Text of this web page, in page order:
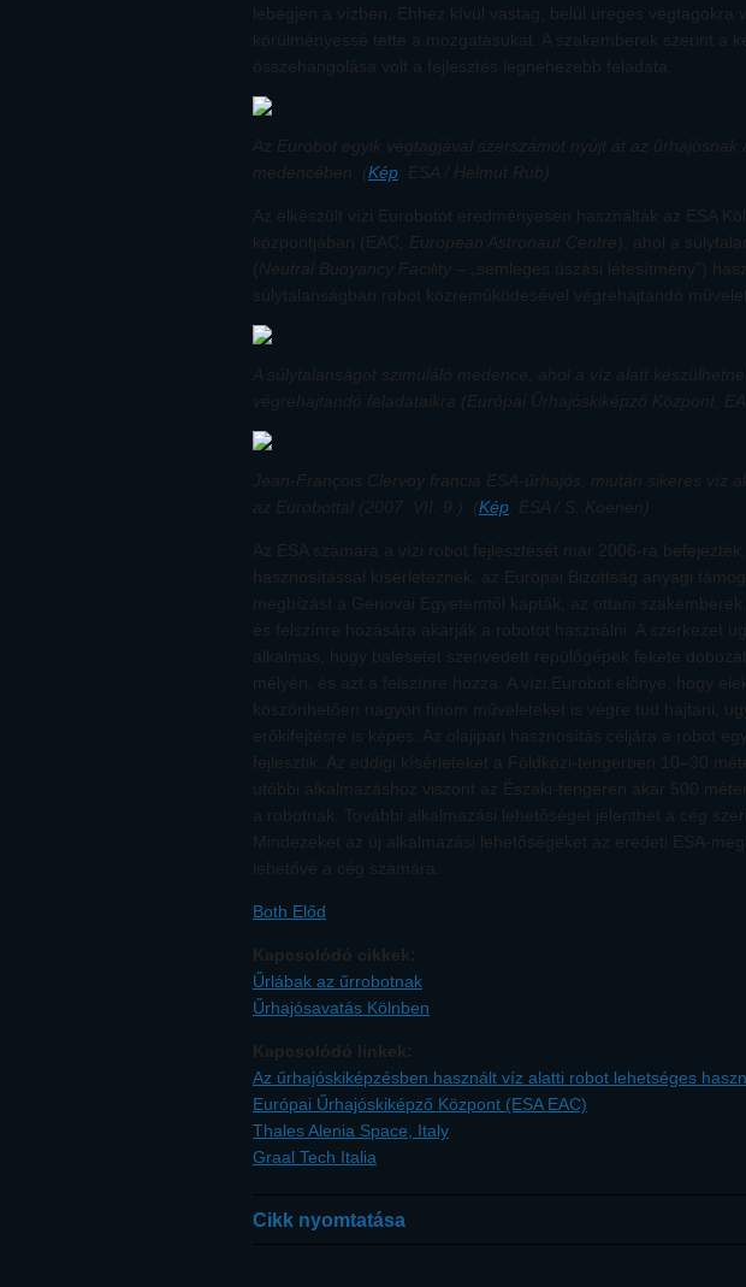
lebegjen a vízben. Ehhez kívül vastag, belül üreges végtagokra
körülményessé tette a mozgatásukat. A szakemberek szerint a
összehangolása volt a fejlesztés legnehezebb feladata.
Az Eurobot egyik végtagjával szerszámot nyújt át az űrhajósnak
medencében. (Kép: ESA / Helmut Rub)
Az elkészült vízi Eurobotot eredményesen használták az ESA
központjában (EAC, European Astronaut Centre ), ahol a
( Neutral Buoyancy Facility – „semleges úszási létesítmény”)
súlytalanságban robot közreműködésével végrehajtandó
A súlytalanságot szimuláló medence, ahol a víz alatt
végrehajtandó feladataikra (Európai Űrhajóskiképző Központ,
Jean-François Clervoy francia ESA-űrhajós, miután sikeres víz
az Eurobottal (2007. VII. 9.). (Kép: ESA / S. Koenen)
Az ESA számára a vízi robot fejlesztését már 2006-ra
hasznosítással kísérleteznek, az Európai Bizottság anyagi
megbízást a Genovai Egyetemtől kapták, az ottani
és felszínre hozására akarják a robotot használni. A szerkezet
alkalmas, hogy balesetet szenvedett repülőgépek fekete
mélyén, és azt a felszínre hozza. A vízi Eurobot előnye, hogy
köszönhetően nagyon finom műveleteket is végre tud hajtani,
erőkifejtésre is képes. Az olajipari hasznosítás céljára a robot
fejlesztik. Az eddigi kísérleteket a Földközi-tengerben 10–30
utóbbi alkalmazáshoz viszont az Északi-tengeren akár 500
a robotnak. További alkalmazási lehetőséget jelenthet a cég
Mindezeket az új alkalmazási lehetőségeket az eredeti ESA-
lehetővé a cég számára.
Both Előd
Kapcsolódó cikkek:
Űrlábak az űrrobotnak
Űrhajósavatás Kölnben
Kapcsolódó linkek:
Az űrhajóskiképzésben használt víz alatti robot lehetséges
Európai Űrhajóskiképző Központ (ESA EAC)
Thales Alenia Space, Italy
Graal Tech Italia
Cikk nyomtatása